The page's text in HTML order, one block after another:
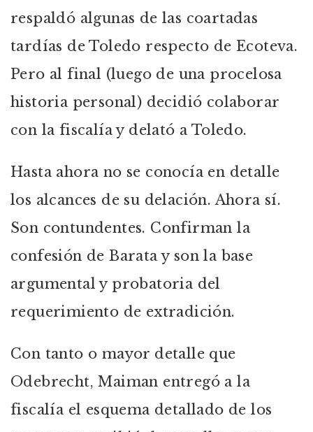
respaldó algunas de las coartadas
tardías de Toledo respecto de Ecoteva.
Pero al final (luego de una procelosa
historia personal) decidió colaborar
con la fiscalía y delató a Toledo.
Hasta ahora no se conocía en detalle
los alcances de su delación. Ahora sí.
Son contundentes. Confirman la
confesión de Barata y son la base
argumental y probatoria del
requerimiento de extradición.
Con tanto o mayor detalle que
Odebrecht, Maiman entregó a la
fiscalía el esquema detallado de los